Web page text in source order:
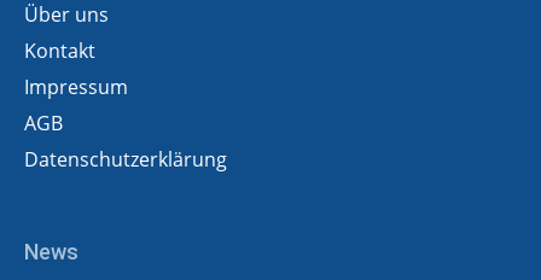
Über uns
Kontakt
Impressum
AGB
Datenschutzerklärung
News